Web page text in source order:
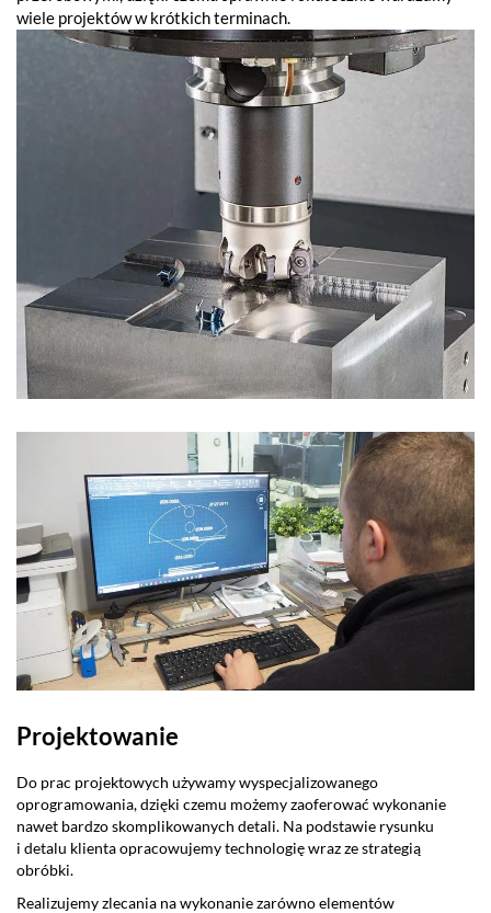
wiele projektów w krótkich terminach.
Projektowanie
Do prac projektowych używamy wyspecjalizowanego
oprogramowania, dzięki czemu możemy zaoferować wykonanie
nawet bardzo skomplikowanych detali. Na podstawie rysunku
i detalu klienta opracowujemy technologię wraz ze strategią
obróbki.
Realizujemy zlecania na wykonanie zarówno elementów